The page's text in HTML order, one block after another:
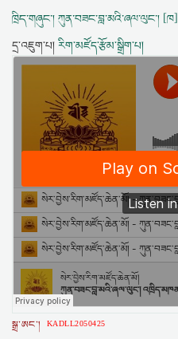
ཁྲིད་གཞུང་། ཀུན་བཟང་བླ་མའི་ཞལ་ལུང་། [ཁ]
དྲ་འཇུག་པ། རིག་མཛོད་རྩོམ་སྒྲིག་པ།
སྒྲ་ཨང་། KADLL2050425